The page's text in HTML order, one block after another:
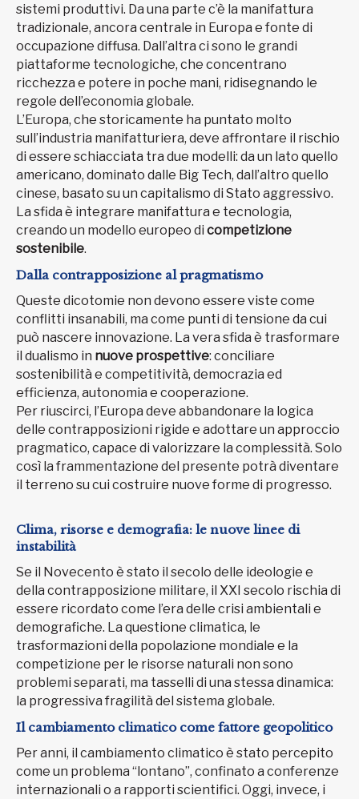
sistemi produttivi. Da una parte c’è la manifattura
tradizionale, ancora centrale in Europa e fonte di
occupazione diffusa. Dall’altra ci sono le grandi
piattaforme tecnologiche, che concentrano
ricchezza e potere in poche mani, ridisegnando le
regole dell’economia globale.
L’Europa, che storicamente ha puntato molto
sull’industria manifatturiera, deve affrontare il rischio
di essere schiacciata tra due modelli: da un lato quello
americano, dominato dalle Big Tech, dall’altro quello
cinese, basato su un capitalismo di Stato aggressivo.
La sfida è integrare manifattura e tecnologia,
creando un modello europeo di competizione
sostenibile.
Dalla contrapposizione al pragmatismo
Queste dicotomie non devono essere viste come
conflitti insanabili, ma come punti di tensione da cui
può nascere innovazione. La vera sfida è trasformare
il dualismo in nuove prospettive: conciliare
sostenibilità e competitività, democrazia ed
efficienza, autonomia e cooperazione.
Per riuscirci, l’Europa deve abbandonare la logica
delle contrapposizioni rigide e adottare un approccio
pragmatico, capace di valorizzare la complessità. Solo
così la frammentazione del presente potrà diventare
il terreno su cui costruire nuove forme di progresso.
Clima, risorse e demografia: le nuove linee di
instabilità
Se il Novecento è stato il secolo delle ideologie e
della contrapposizione militare, il XXI secolo rischia di
essere ricordato come l’era delle crisi ambientali e
demografiche. La questione climatica, le
trasformazioni della popolazione mondiale e la
competizione per le risorse naturali non sono
problemi separati, ma tasselli di una stessa dinamica:
la progressiva fragilità del sistema globale.
Il cambiamento climatico come fattore geopolitico
Per anni, il cambiamento climatico è stato percepito
come un problema “lontano”, confinato a conferenze
internazionali o a rapporti scientifici. Oggi, invece, i